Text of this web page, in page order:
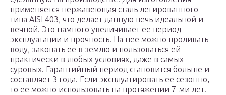
применяется нержавеющая сталь легированного
типа AISI 403, что делает данную печь идеальной и
вечной. Это намного увеличивает ее период
эксплуатации и прочность. На нее можно проливать
воду, закопать ее в землю и пользоваться ей
практически в любых условиях, даже в самых
суровых. Гарантийный период становится больше и
составляет 3 года. Если эксплуатировать ее сезонно,
то ее можно использовать на протяжении 7-ми лет.